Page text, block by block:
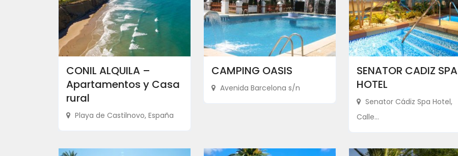
CONIL ALQUILA –
Apartamentos y Casa
rural
Playa de Castilnovo, España
CAMPING OASIS
Avenida Barcelona s/n
SENATOR CADIZ SPA
HOTEL
Senator Cádiz Spa Hotel,
Calle...